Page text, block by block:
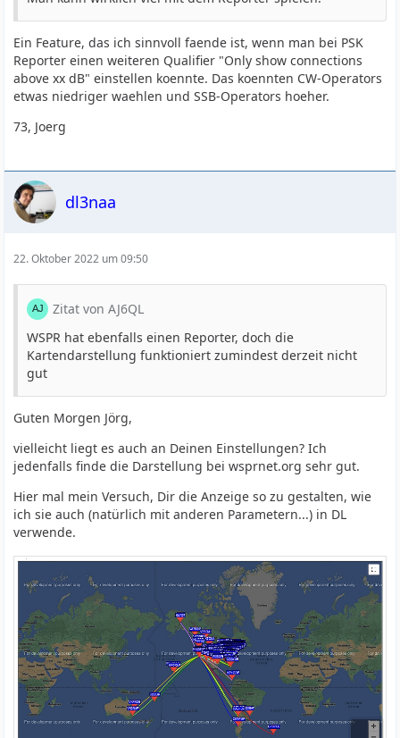
Ein Feature, das ich sinnvoll faende ist, wenn man bei PSK
Reporter einen weiteren Qualifier "Only show connections
above xx dB" einstellen koennte. Das koennten CW-Operators
etwas niedriger waehlen und SSB-Operators hoeher.
73, Joerg
dl3naa
22. Oktober 2022 um 09:50
Zitat von AJ6QL
WSPR hat ebenfalls einen Reporter, doch die
Kartendarstellung funktioniert zumindest derzeit nicht
gut
Guten Morgen Jörg,
vielleicht liegt es auch an Deinen Einstellungen? Ich
jedenfalls finde die Darstellung bei wsprnet.org sehr gut.
Hier mal mein Versuch, Dir die Anzeige so zu gestalten, wie
ich sie auch (natürlich mit anderen Parametern...) in DL
verwende.